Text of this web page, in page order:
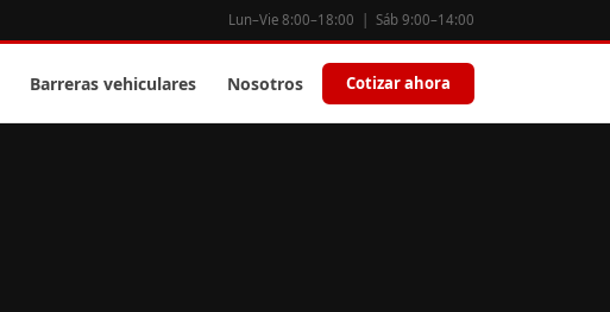
Lun–Vie 8:00–18:00 | Sáb 9:00–14:00
Barreras vehiculares Nosotros Cotizar ahora